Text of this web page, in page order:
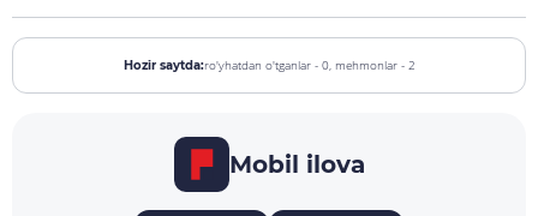
Hozir saytda:ro'yhatdan o'tganlar - 0, mehmonlar - 2
Mobil ilova